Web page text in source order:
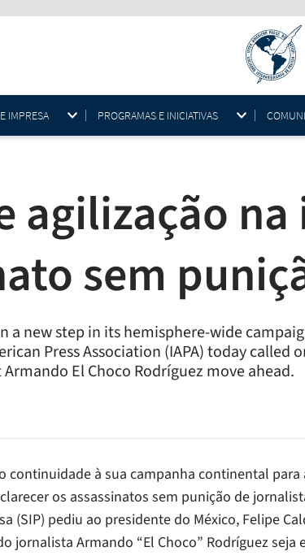
IMPRESA PROGRAMAS E INICIATIVAS
agilização
sem
a new step in its hemisphere-wide
Press Association (IAPA) today called
El Choco Rodríguez move ahead.
continuidade à sua campanha continental
os assassinatos sem punição de
(SIP) pediu ao presidente do México, Felipe
jornalista Armando “El Choco” Rodríguez seja